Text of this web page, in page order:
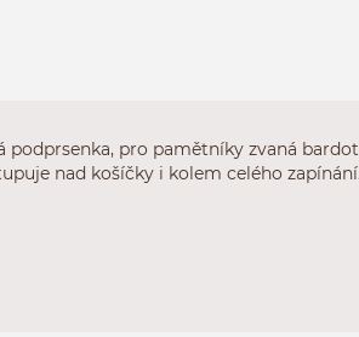
podprsenka, pro pamětníky zvaná
nad košíčky i kolem celého